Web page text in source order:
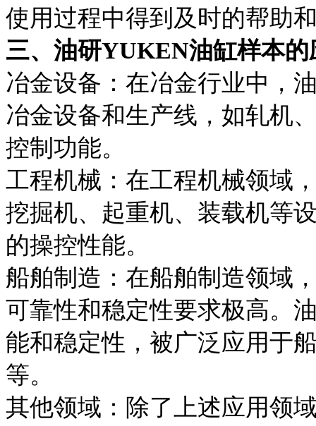
使用过程中得到及时的帮助
三、油研YUKEN油缸样本的
冶金设备：在冶金行业中，
冶金设备和生产线，如轧机
控制功能。
工程机械：在工程机械领域
挖掘机、起重机、装载机等
的操控性能。
船舶制造：在船舶制造领域
可靠性和稳定性要求极高。
能和稳定性，被广泛应用于
等。
其他领域：除了上述应用领